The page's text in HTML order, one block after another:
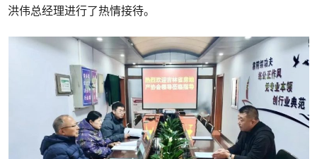
洪伟总经理进行了热情接待。